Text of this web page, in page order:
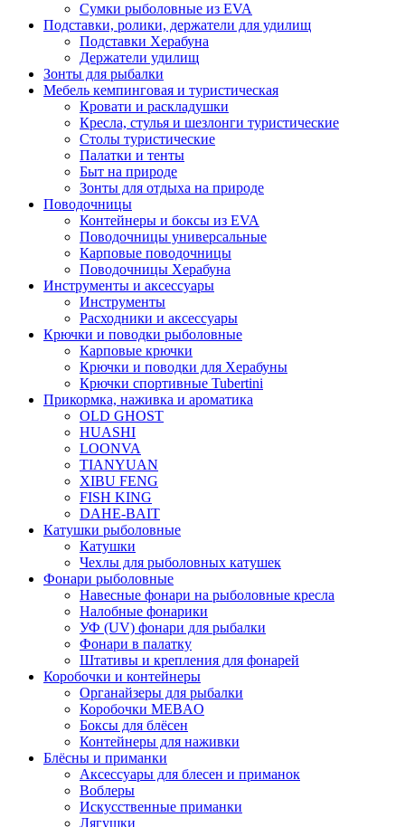
Сумки рыболовные из EVA
Подставки, ролики, держатели для удилищ
Подставки Херабуна
Держатели удилищ
Зонты для рыбалки
Мебель кемпинговая и туристическая
Кровати и раскладушки
Кресла, стулья и шезлонги туристические
Столы туристические
Палатки и тенты
Быт на природе
Зонты для отдыха на природе
Поводочницы
Контейнеры и боксы из EVA
Поводочницы универсальные
Карповые поводочницы
Поводочницы Херабуна
Инструменты и аксессуары
Инструменты
Расходники и аксессуары
Крючки и поводки рыболовные
Карповые крючки
Крючки и поводки для Херабуны
Крючки спортивные Tubertini
Прикормка, наживка и ароматика
OLD GHOST
HUASHI
LOONVA
TIANYUAN
XIBU FENG
FISH KING
DAHE-BAIT
Катушки рыболовные
Катушки
Чехлы для рыболовных катушек
Фонари рыболовные
Навесные фонари на рыболовные кресла
Налобные фонарики
УФ (UV) фонари для рыбалки
Фонари в палатку
Штативы и крепления для фонарей
Коробочки и контейнеры
Органайзеры для рыбалки
Коробочки MEBAO
Боксы для блёсен
Контейнеры для наживки
Блёсны и приманки
Аксессуары для блесен и приманок
Воблеры
Искусственные приманки
Лягушки